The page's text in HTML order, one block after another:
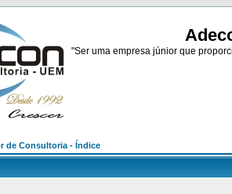
"Ser uma empresa júnior que
de Consultoria - Índice